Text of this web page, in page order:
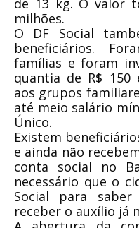
de 13 kg. O valor
milhões.
O DF Social
beneficiários.
famílias e foram
quantia de R$ 150
aos grupos
até meio salário
Único.
Existem
e ainda não
conta social no
necessário que o
Social para
receber o auxílio já